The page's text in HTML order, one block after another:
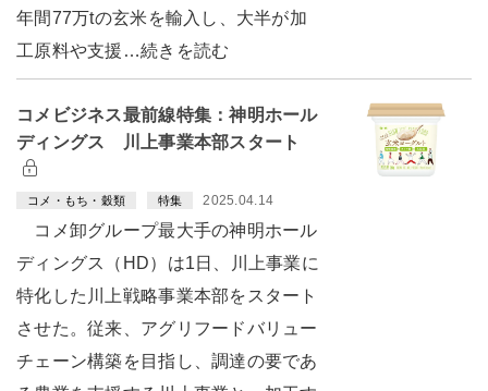
年間77万tの玄米を輸入し、大半が加
工原料や支援…続きを読む
コメビジネス最前線特集：神明ホール
ディングス 川上事業本部スタート
コメ・もち・穀類 特集 2025.04.14
コメ卸グループ最大手の神明ホール
ディングス（HD）は1日、川上事業に
特化した川上戦略事業本部をスタート
させた。従来、アグリフードバリュー
チェーン構築を目指し、調達の要であ